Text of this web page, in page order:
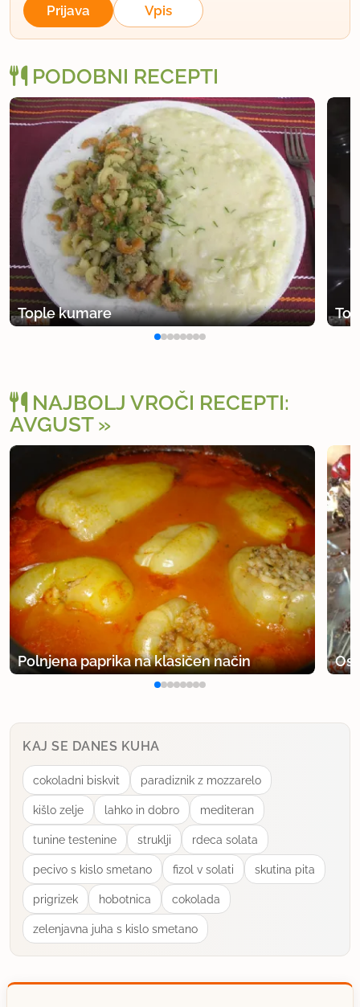
Prijava Vpis
PODOBNI RECEPTI
Tople kumare
NAJBOLJ VROČI RECEPTI:
AVGUST
Polnjena paprika na klasičen način
KAJ SE DANES KUHA
cokoladni biskvit paradiznik z mozzarelo
kišlo zelje lahko in dobro mediteran
tunine testenine struklji rdeca solata
pecivo s kislo smetano fizol v solati skutina pita
prigrizek hobotnica cokolada
zelenjavna juha s kislo smetano